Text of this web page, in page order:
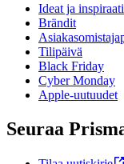
Ideat ja
Brändit
Tilipäivä
Black Friday
Cyber Monday
Apple-uutuudet
Seuraa